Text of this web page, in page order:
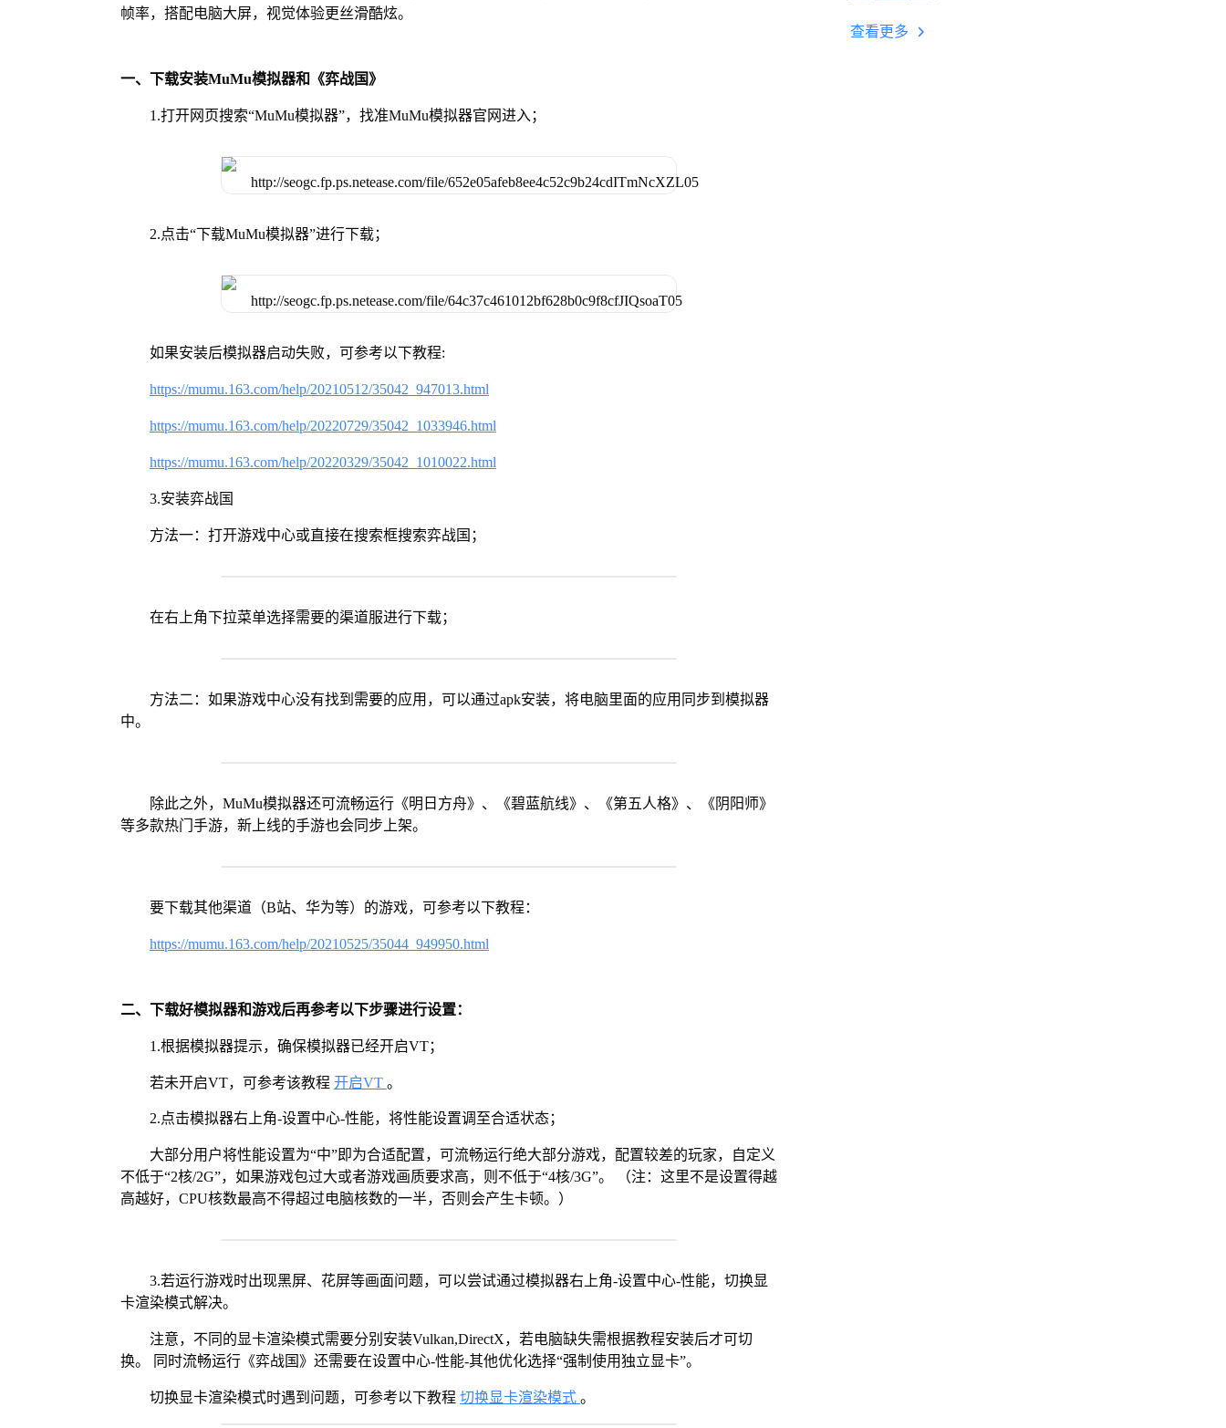
帧率，搭配电脑大屏，视觉体验更丝滑酷炫。
一、下载安装MuMu模拟器和《弈战国》
1.打开网页搜索“MuMu模拟器”，找准MuMu模拟器官网进入；
2.点击“下载MuMu模拟器”进行下载；
如果安装后模拟器启动失败，可参考以下教程:
https://mumu.163.com/help/20210512/35042_947013.html
https://mumu.163.com/help/20220729/35042_1033946.html
https://mumu.163.com/help/20220329/35042_1010022.html
3.安装弈战国
方法一：打开游戏中心或直接在搜索框搜索弈战国；
在右上角下拉菜单选择需要的渠道服进行下载；
方法二：如果游戏中心没有找到需要的应用，可以通过apk安装，将电脑里面的应用同步到模拟器
中。
除此之外，MuMu模拟器还可流畅运行《明日方舟》、《碧蓝航线》、《第五人格》、《阴阳师》
等多款热门手游，新上线的手游也会同步上架。
要下载其他渠道（B站、华为等）的游戏，可参考以下教程：
https://mumu.163.com/help/20210525/35044_949950.html
二、下载好模拟器和游戏后再参考以下步骤进行设置：
1.根据模拟器提示，确保模拟器已经开启VT；
若未开启VT，可参考该教程 开启VT 。
2.点击模拟器右上角-设置中心-性能，将性能设置调至合适状态；
大部分用户将性能设置为“中”即为合适配置，可流畅运行绝大部分游戏，配置较差的玩家，自定义
不低于“2核/2G”，如果游戏包过大或者游戏画质要求高，则不低于“4核/3G”。 （注：这里不是设置得越
高越好，CPU核数最高不得超过电脑核数的一半，否则会产生卡顿。）
3.若运行游戏时出现黑屏、花屏等画面问题，可以尝试通过模拟器右上角-设置中心-性能，切换显
卡渲染模式解决。
注意，不同的显卡渲染模式需要分别安装Vulkan,DirectX，若电脑缺失需根据教程安装后才可切
换。 同时流畅运行《弈战国》还需要在设置中心-性能-其他优化选择“强制使用独立显卡”。
切换显卡渲染模式时遇到问题，可参考以下教程 切换显卡渲染模式 。
查看更多